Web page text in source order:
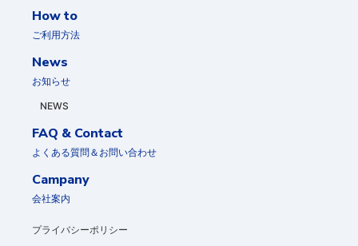
How to
ご利用方法
News
お知らせ
NEWS
FAQ & Contact
よくある質問＆お問い合わせ
Campany
会社案内
プライバシーポリシー